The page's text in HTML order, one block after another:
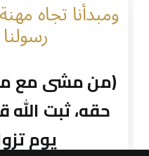
ومبدأنا تجاه
(من مشى مع
حقه، ثبت
يوم